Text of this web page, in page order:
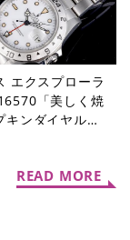
エクスプローラ
「美しく焼
キンダイヤル」
READ MORE